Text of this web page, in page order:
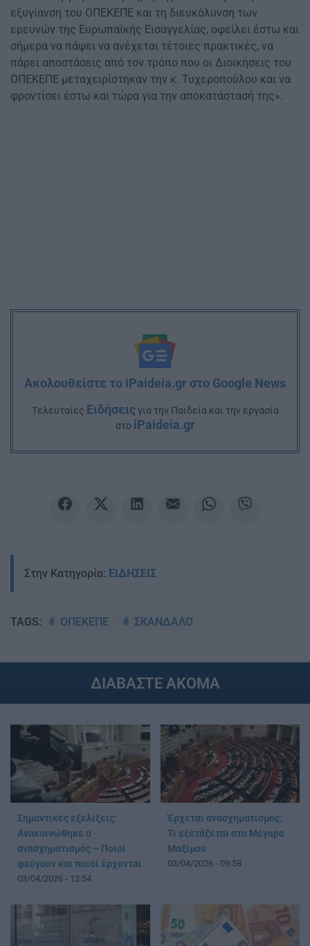
εξυγίανση του ΟΠΕΚΕΠΕ και τη διευκόλυνση των
ερευνών της Ευρωπαϊκής Εισαγγελίας, οφείλει έστω και
σήμερα να πάψει να ανέχεται τέτοιες πρακτικές, να
πάρει αποστάσεις από τον τρόπο που οι Διοικήσεις του
ΟΠΕΚΕΠΕ μεταχειρίστηκαν την κ. Τυχεροπούλου και να
φροντίσει έστω και τώρα για την αποκατάστασή της».
Ακολουθείστε το iPaideia.gr στο Google News
Tελευταίες Ειδήσειςγια την Παιδεία και την εργασία
στο iPaideia.gr
Στην Κατηγορία: ΕΙΔΗΣΕΙΣ
TAGS: ΟΠΕΚΕΠΕ ΣΚΑΝΔΑΛΟ
ΔΙΑΒΑΣΤΕ ΑΚΟΜΑ
Σημαντικές εξελίξεις:
Ανακοινώθηκε ο
ανασχηματισμός – Ποιοί
φεύγουν και ποιοί έρχονται
03/04/2026 - 12:54
Έρχεται ανασχηματισμός:
Τι εξετάζεται στο Μέγαρο
Μαξίμου
03/04/2026 - 09:58